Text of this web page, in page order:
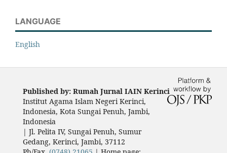
LANGUAGE
English
Published by: Rumah Jurnal IAIN Kerinci
Institut Agama Islam Negeri Kerinci,
Indonesia, Kota Sungai Penuh, Jambi,
Indonesia
| Jl. Pelita IV, Sungai Penuh, Sumur
Gedang, Kerinci, Jambi, 37112